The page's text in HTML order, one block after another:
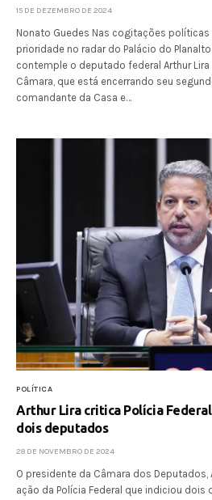
15 DE DEZEMBRO DE 2024
Nonato Guedes Nas cogitações políticas
prioridade no radar do Palácio do
contemple o deputado federal Arthur Lira
Câmara, que está encerrando seu
comandante da Casa e…
POLÍTICA
Arthur Lira critica Polícia
dois deputados
28 DE NOVEMBRO DE 2024
O presidente da Câmara dos Deputados,
ação da Polícia Federal que indiciou